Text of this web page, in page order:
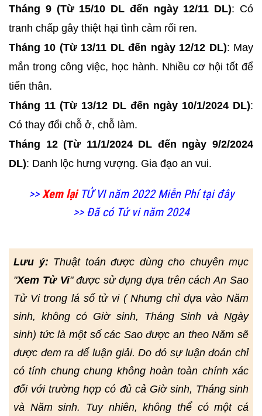
Tháng 9 (Từ 15/10 DL đến ngày 12/11 DL): Có
tranh chấp gây thiệt hại tình cảm rối ren.
Tháng 10 (Từ 13/11 DL đến ngày 12/12 DL): May
mắn trong công việc, học hành. Nhiều cơ hội tốt để
tiến thân.
Tháng 11 (Từ 13/12 DL đến ngày 10/1/2024 DL):
Có thay đổi chỗ ở, chỗ làm.
Tháng 12 (Từ 11/1/2024 DL đến ngày 9/2/2024
DL): Danh lộc hưng vượng. Gia đạo an vui.
>>Xem lạiTỬ VI năm 2022 Miễn Phí tại đây
>> Đã có Tử vi năm 2024
Lưu ý: Thuật toán được dùng cho chuyên mục
"Xem Tử Vi" được sử dụng dựa trên cách An Sao
Tử Vi trong lá số tử vi ( Nhưng chỉ dựa vào Năm
sinh, không có Giờ sinh, Tháng Sinh và Ngày
sinh) tức là một số các Sao được an theo Năm sẽ
được đem ra để luận giải. Do đó sự luận đoán chỉ
có tính chung chung không hoàn toàn chính xác
đối với trường hợp có đủ cả Giờ sinh, Tháng sinh
và Năm sinh. Tuy nhiên, không thể có một cá